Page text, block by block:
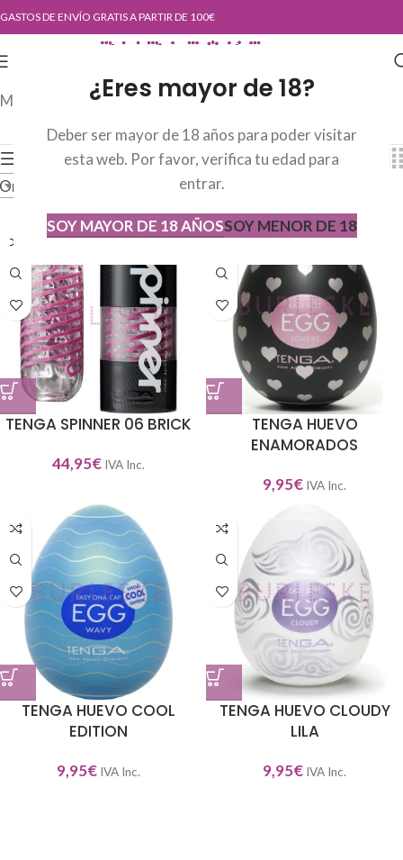
¿Eres mayor de 18?
Deber ser mayor de 18 años para poder visitar
esta web. Por favor, verifica tu edad para
entrar.
SOY MAYOR DE 18 AÑOSSOY MENOR DE 18
GASTOS DE ENVÍO GRATIS A PARTIR DE 100€
Mostrando los 4 resultados
Mostrar barra lateral Mostrar 9 24
36
Ordenar por los últimos
TENGA SPINNER 06 BRICK
44,95€ IVA Inc.
TENGA HUEVO
ENAMORADOS
9,95€ IVA Inc.
TENGA HUEVO COOL
EDITION
9,95€ IVA Inc.
TENGA HUEVO CLOUDY
LILA
9,95€ IVA Inc.